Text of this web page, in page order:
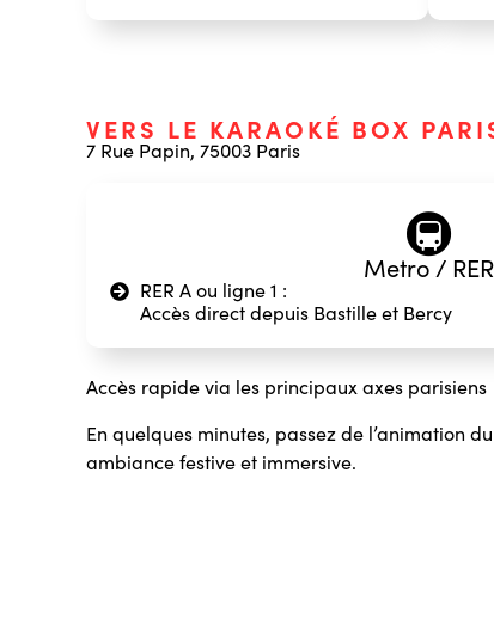
VERS LE KARAOKÉ BOX
7 Rue Papin, 75003 Paris
🚇
Metro / RER
RER A ou ligne 1 :
Accès direct depuis Bastille et Bercy
Accès rapide via les principaux axes parisiens
En quelques minutes, passez de l’animation
ambiance festive et immersive.